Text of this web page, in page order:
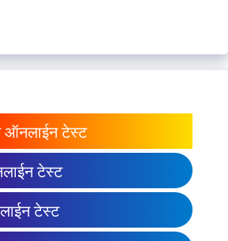
ऑनलाईन टेस्ट
टेस्ट
टेस्ट